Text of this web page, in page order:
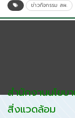
ข่าวกิจกรรม สผ.
สำนักงานนโยบ
สิ่งแวดล้อม